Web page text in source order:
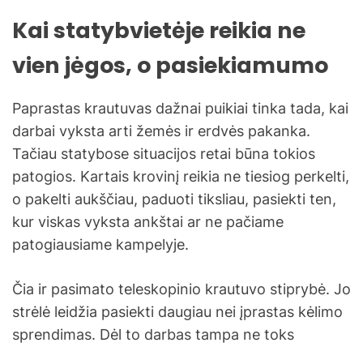
Kai statybvietėje reikia ne
vien jėgos, o pasiekiamumo
Paprastas krautuvas dažnai puikiai tinka tada, kai
darbai vyksta arti žemės ir erdvės pakanka.
Tačiau statybose situacijos retai būna tokios
patogios. Kartais krovinį reikia ne tiesiog perkelti,
o pakelti aukščiau, paduoti tiksliau, pasiekti ten,
kur viskas vyksta ankštai ar ne pačiame
patogiausiame kampelyje.
Čia ir pasimato teleskopinio krautuvo stiprybė. Jo
strėlė leidžia pasiekti daugiau nei įprastas kėlimo
sprendimas. Dėl to darbas tampa ne toks